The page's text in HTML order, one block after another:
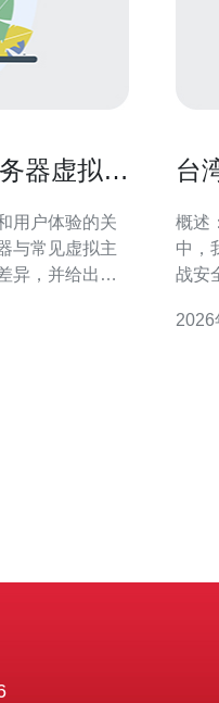
器虚拟主
用户体验的关
与常见虚拟主
异，并给出测
台
概述
中，
战安
与成
2026